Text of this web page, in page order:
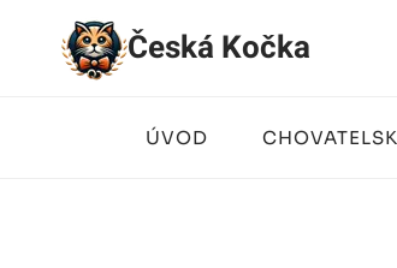
Přeskočit
Česká Kočka
ÚVOD